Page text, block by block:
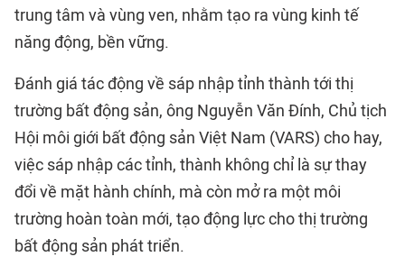
trung tâm và vùng ven, nhằm tạo ra vùng kinh tế
năng động, bền vững.
Đánh giá tác động về sáp nhập tỉnh thành tới thị
trường bất động sản, ông Nguyễn Văn Đính, Chủ tịch
Hội môi giới bất động sản Việt Nam (VARS) cho hay,
việc sáp nhập các tỉnh, thành không chỉ là sự thay
đổi về mặt hành chính, mà còn mở ra một môi
trường hoàn toàn mới, tạo động lực cho thị trường
bất động sản phát triển.